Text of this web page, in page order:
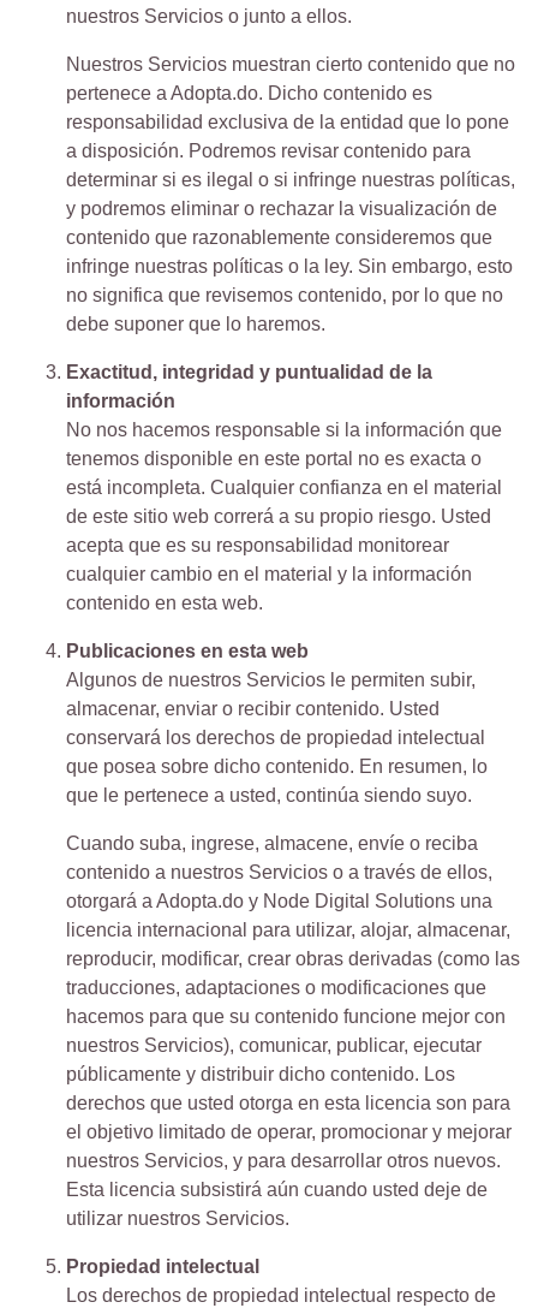
nuestros Servicios o junto a ellos.
Nuestros Servicios muestran cierto contenido que no
pertenece a Adopta.do. Dicho contenido es
responsabilidad exclusiva de la entidad que lo pone
a disposición. Podremos revisar contenido para
determinar si es ilegal o si infringe nuestras políticas,
y podremos eliminar o rechazar la visualización de
contenido que razonablemente consideremos que
infringe nuestras políticas o la ley. Sin embargo, esto
no significa que revisemos contenido, por lo que no
debe suponer que lo haremos.
Exactitud, integridad y puntualidad de la
información
No nos hacemos responsable si la información que
tenemos disponible en este portal no es exacta o
está incompleta. Cualquier confianza en el material
de este sitio web correrá a su propio riesgo. Usted
acepta que es su responsabilidad monitorear
cualquier cambio en el material y la información
contenido en esta web.
Publicaciones en esta web
Algunos de nuestros Servicios le permiten subir,
almacenar, enviar o recibir contenido. Usted
conservará los derechos de propiedad intelectual
que posea sobre dicho contenido. En resumen, lo
que le pertenece a usted, continúa siendo suyo.
Cuando suba, ingrese, almacene, envíe o reciba
contenido a nuestros Servicios o a través de ellos,
otorgará a Adopta.do y Node Digital Solutions una
licencia internacional para utilizar, alojar, almacenar,
reproducir, modificar, crear obras derivadas (como las
traducciones, adaptaciones o modificaciones que
hacemos para que su contenido funcione mejor con
nuestros Servicios), comunicar, publicar, ejecutar
públicamente y distribuir dicho contenido. Los
derechos que usted otorga en esta licencia son para
el objetivo limitado de operar, promocionar y mejorar
nuestros Servicios, y para desarrollar otros nuevos.
Esta licencia subsistirá aún cuando usted deje de
utilizar nuestros Servicios.
Propiedad intelectual
Los derechos de propiedad intelectual respecto de